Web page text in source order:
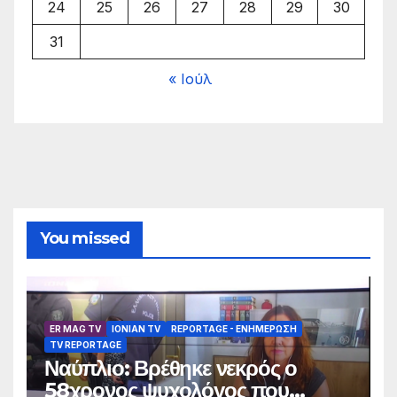
24 25 26 27 28 29
30
31
« Ιούλ
You missed
ER MAG TV IONIAN TV
REPORTAGE - EΝΗΜΈΡΩΣΗ
TV REPORTAGE
Ναύπλιο: Βρέθηκε νεκρός ο
58χρονος ψυχολόγος που